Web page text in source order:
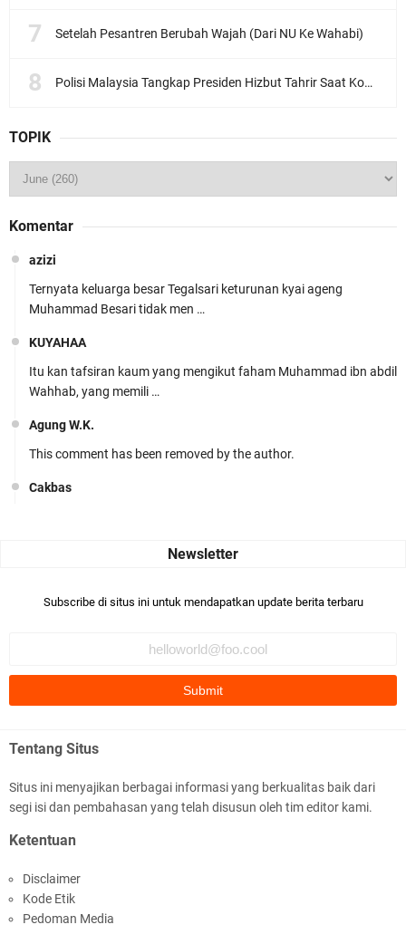
Setelah Pesantren Berubah Wajah (Dari NU Ke Wahabi)
Polisi Malaysia Tangkap Presiden Hizbut Tahrir Saat Konferensi Pers
TOPIK
Komentar
azizi
Ternyata keluarga besar Tegalsari keturunan kyai ageng
Muhammad Besari tidak men …
KUYAHAA
Itu kan tafsiran kaum yang mengikut faham Muhammad ibn abdil
Wahhab, yang memili …
Agung W.K.
This comment has been removed by the author.
Cakbas
Bismillaah semoga pembuat artikel Alloh berikan pemahaman yg
Ada sejumlah pertanyaan kepada Anda dan jawablah dengan
mengikuti ust. K …
Anonymous
Subscribe di situs ini untuk mendapatkan update berita terbaru
Tentang Situs
Situs ini menyajikan berbagai informasi yang berkualitas baik dari
segi isi dan pembahasan yang telah disusun oleh tim editor kami.
Ketentuan
Disclaimer
Kode Etik
Pedoman Media